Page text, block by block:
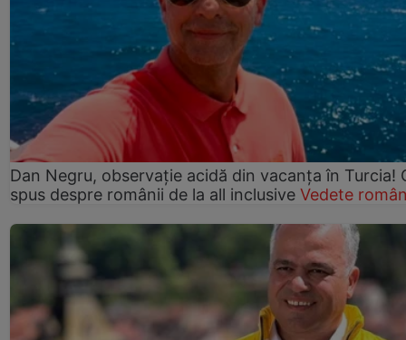
Dan Negru, observație acidă din vacanța în Turcia!
spus despre românii de la all inclusive Vedete